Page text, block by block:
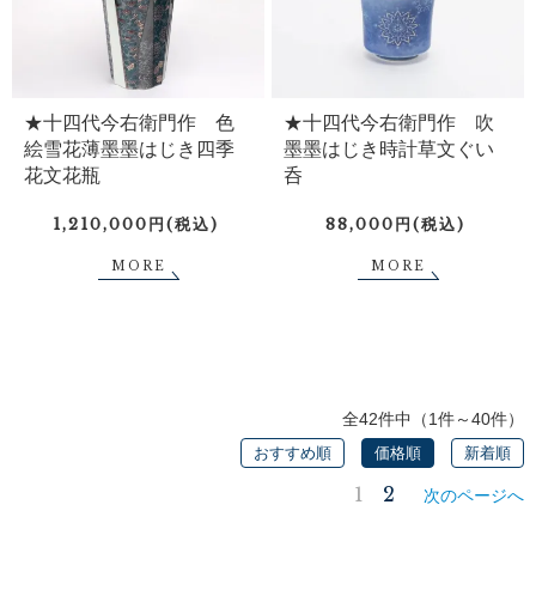
★十四代今右衛門作 色
絵雪花薄墨墨はじき四季
花文花瓶
1,210,000円(税込)
MORE
★十四代今右衛門作 吹
墨墨はじき時計草文ぐい
呑
88,000円(税込)
MORE
全42件中（1件～40件）
おすすめ順 価格順 新着順
1 2 次のページへ